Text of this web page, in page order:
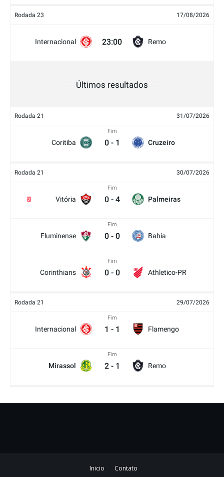
Rodada 23 17/08/2026
Internacional 23:00 Remo
Últimos resultados
Rodada 21 31/07/2026
Coritiba
Fim
0 - 1 Cruzeiro
Rodada 21 30/07/2026
Vitória
2
Fim
0 - 4 Palmeiras
Fluminense
Fim
0 - 0 Bahia
Corinthians
Fim
0 - 0 Athletico-PR
Rodada 21 29/07/2026
Internacional
Fim
1 - 1 Flamengo
Mirassol
Fim
2 - 1 Remo
Inicio Contato